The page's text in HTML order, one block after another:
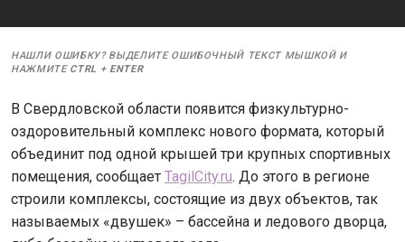
НАШЛИ ОШИБКУ? ВЫДЕЛИТЕ ОШИБОЧНЫЙ ТЕКСТ МЫШКОЙ И
НАЖМИТЕ CTRL + ENTER
В Свердловской области появится физкультурно-
оздоровительный комплекс нового формата, который
объединит под одной крышей три крупных спортивных
помещения, сообщает TagilCity.ru. До этого в регионе
строили комплексы, состоящие из двух объектов, так
называемых «двушек» – бассейна и ледового дворца,